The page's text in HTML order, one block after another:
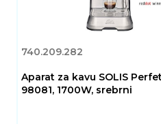
740.209.282
Aparat za kavu SOLIS
98081, 1700W, srebrni